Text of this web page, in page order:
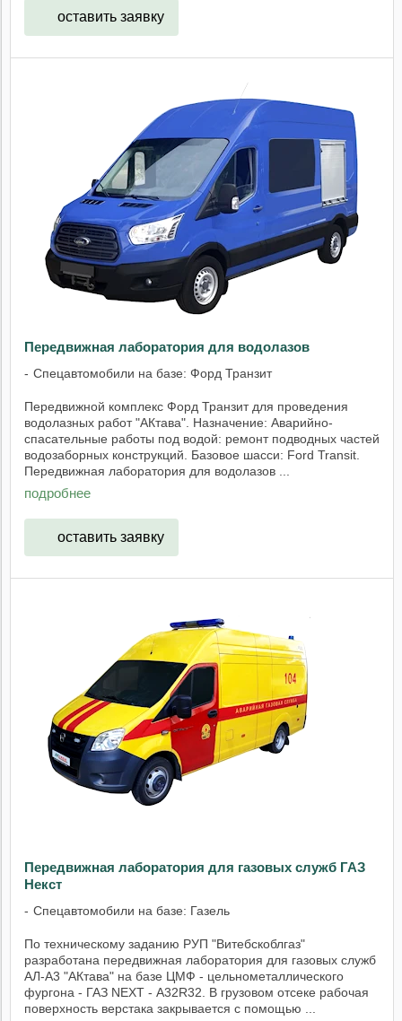
оставить заявку
Передвижная лаборатория для водолазов
Спецавтомобили на базе: Форд Транзит
Передвижной комплекс Форд Транзит для проведения
водолазных работ "АКтава". Назначение: Аварийно-
спасательные работы под водой: ремонт подводных частей
водозаборных конструкций. Базовое шасси: Ford Transit.
Передвижная лаборатория для водолазов ...
подробнее
оставить заявку
Передвижная лаборатория для газовых служб ГАЗ
Некст
Спецавтомобили на базе: Газель
По техническому заданию РУП "Витебскоблгаз"
разработана передвижная лаборатория для газовых служб
АЛ-А3 "АКтава" на базе ЦМФ - цельнометаллического
фургона - ГАЗ NEXT - А32R32. В грузовом отсеке рабочая
поверхность верстака закрывается с помощью ...